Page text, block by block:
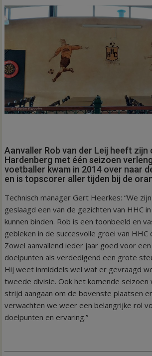
Aanvaller Rob van der Leij heeft zijn
Hardenberg met één seizoen
voetballer kwam in 2014 over naar
en is topscorer aller tijden bij de
Technisch manager Gert Heerkes: “We
geslaagd een van de gezichten van HHC
kunnen binden. Rob is een toonbeeld en
gebleken in de succesvolle groei van HHC
Zowel aanvallend ieder jaar goed voor
doelpunten als verdedigend een grote
Hij weet inmiddels wel wat er gevraagd
tweede divisie. Ook het komende seizoen
strijd aangaan om de bovenste plaatsen
verwachten we weer een belangrijke rol
doelpunten en ervaring.”